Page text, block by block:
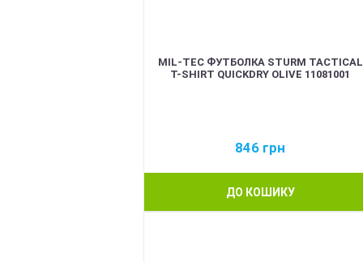
MIL-TEC ФУТБОЛКА STURM TACTICAL
T-SHIRT QUICKDRY OLIVE 11081001
846 грн
ДО КОШИКУ